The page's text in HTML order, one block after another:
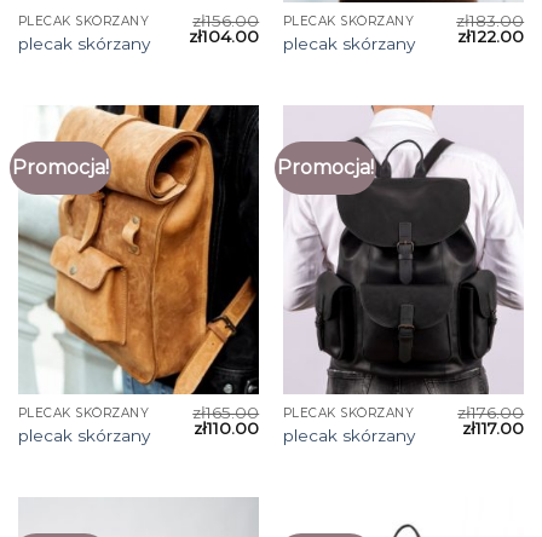
PLECAK SKÓRZANY
plecak skórzany
zł156.00
zł104.00
PLECAK SKÓRZANY
plecak skórzany
zł183.00
zł122.00
Promocja!
PLECAK SKÓRZANY
plecak skórzany
zł165.00
zł110.00
Promocja!
PLECAK SKÓRZANY
plecak skórzany
zł176.00
zł117.00